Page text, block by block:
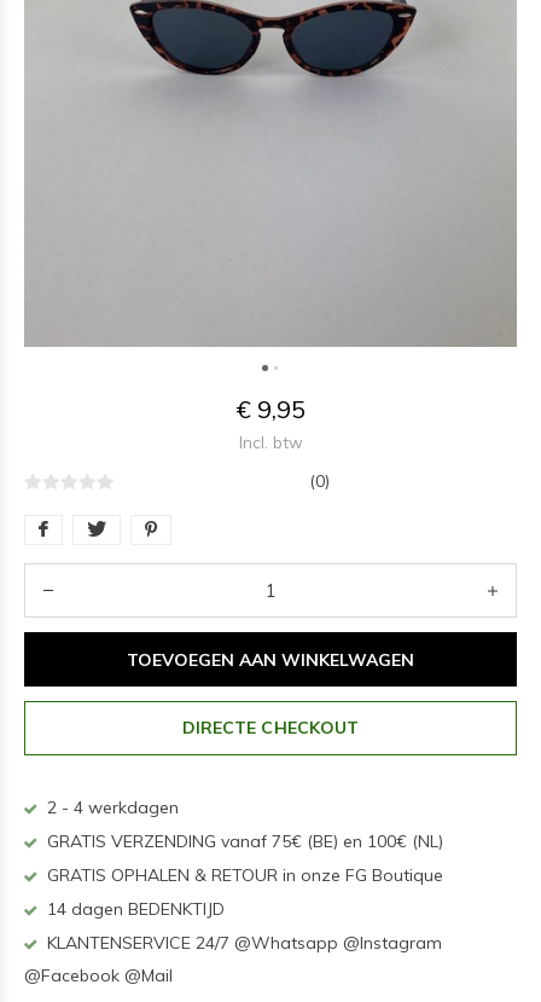
€ 9,95
Incl. btw
(0)
TOEVOEGEN AAN WINKELWAGEN
DIRECTE CHECKOUT
2 - 4 werkdagen
GRATIS VERZENDING vanaf 75€ (BE) en 100€ (NL)
GRATIS OPHALEN & RETOUR in onze FG Boutique
14 dagen BEDENKTIJD
KLANTENSERVICE 24/7 @Whatsapp @Instagram
@Facebook @Mail